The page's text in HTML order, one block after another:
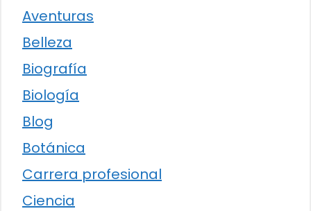
Aventuras
Belleza
Biografía
Biología
Blog
Botánica
Carrera profesional
Ciencia